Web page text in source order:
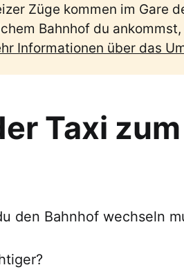
Züge kommen im Gare
Bahnhof du
Informationen über das
Taxi
den Bahnhof wechseln